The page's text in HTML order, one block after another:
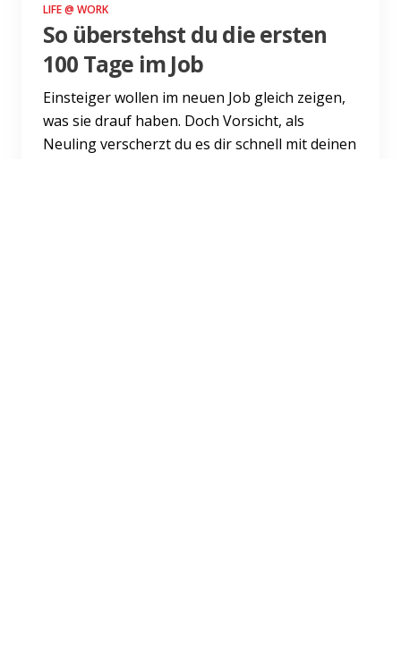
LIFE @ WORK
So überstehst du die ersten
100 Tage im Job
Einsteiger wollen im neuen Job gleich zeigen,
was sie drauf haben. Doch Vorsicht, als
Neuling verscherzt du es dir schnell mit deinen